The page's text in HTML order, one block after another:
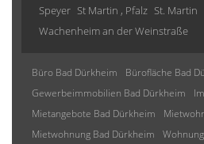
Speyer St Martin , Pfalz St. Martin
Wachenheim an der Weinstraße
Büro Bad Dürkheim
Bürofläche Bad
Gewerbeimmobilien Bad Dürkheim
Mietangebote Bad Dürkheim
Mietwohnung Bad Dürkheim